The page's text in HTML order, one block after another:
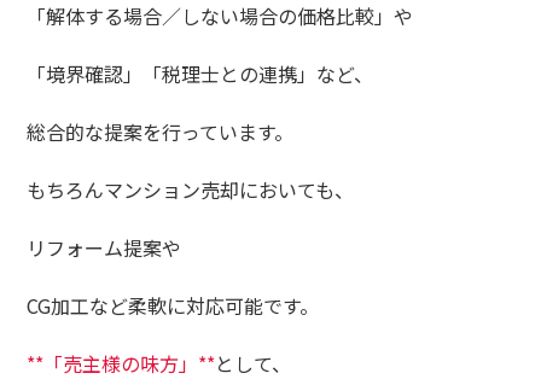
「解体する場合／しない場合の価格比較」や
「境界確認」「税理士との連携」など、
総合的な提案を行っています。
もちろんマンション売却においても、
リフォーム提案や
CG加工など柔軟に対応可能です。
**「売主様の味方」**として、